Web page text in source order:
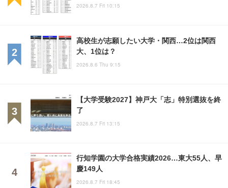
2026.8.7 Fri 10:15
高校生が志願したい大学・関西…2位は関西
大、1位は？
2026.8.6 Thu 9:15
【大学受験2027】神戸大「志」特別選抜を終
了
2026.8.7 Fri 13:15
行知学園の大学合格実績2026…東大55人、早
慶149人
2026.8.7 Fri 18:45